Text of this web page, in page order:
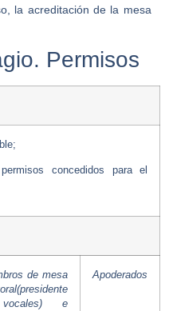
la acreditación de la mesa
Permisos
concedidos para el
de mesa
e
Apoderados